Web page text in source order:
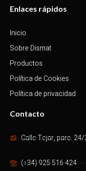
Enlaces rápidos
Inicio
Sobre Dismat
Productos
Política de Cookies
Política de privacidad
Contacto
Calle Tejar, parc.
(+34) 925 516 424